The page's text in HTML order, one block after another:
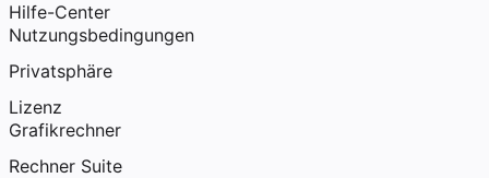
Hilfe-Center
Nutzungsbedingungen
Privatsphäre
Lizenz
Grafikrechner
Rechner Suite